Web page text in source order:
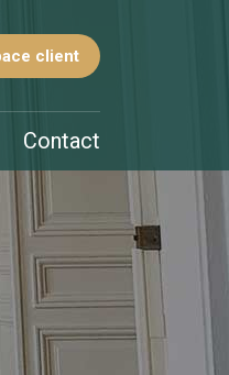
client
Contact